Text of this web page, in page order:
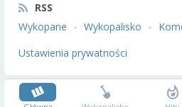
RSS
Wykopane
Wykopalisko
Ustawienia prywatności